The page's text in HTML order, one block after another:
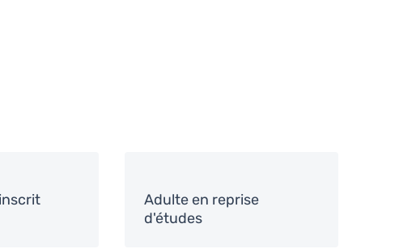
Adulte en reprise
d'études